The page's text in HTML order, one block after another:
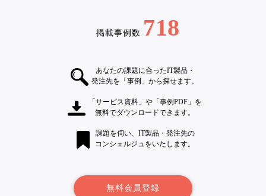
掲載事例数 718
あなたの課題に合ったIT製品・
発注先を「事例」から探せます。
「サービス資料」や「事例PDF」を
無料でダウンロードできます。
課題を伺い、IT製品・発注先の
コンシェルジュをいたします。
無料会員登録